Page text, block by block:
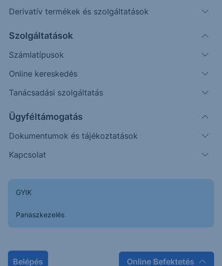
Derivatív termékek és szolgáltatások
Szolgáltatások
Számlatípusok
Online kereskedés
Tanácsadási szolgáltatás
Ügyféltámogatás
Dokumentumok és tájékoztatások
Kapcsolat
GYIK
Panaszkezelés
Belépés Online Befektetés
Védelmi mechanizmussal
rendelkező egyedi befektetési
lehetőséget keresel?
Az Erste Strukturált Értékpapír kínálatával különböző
piaci helyzetekre találhatsz megfelelő befektetési
A havonta érkező termékek között találsz olyat, ahol a
kiválasztott mögöttes piac vagy termékek negatív
részesülhetsz, vagy éppen tőkevédelem mellett érhetsz
Mi az a Strukturált értékpapír?
termékhez, vagy termékek kosarához kötött. Ez a